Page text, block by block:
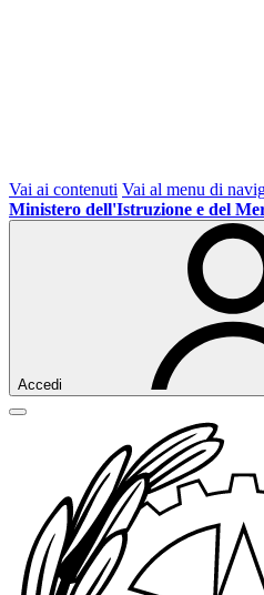
Vai ai contenuti Vai al menu di
Ministero dell'Istruzione e del
Accedi